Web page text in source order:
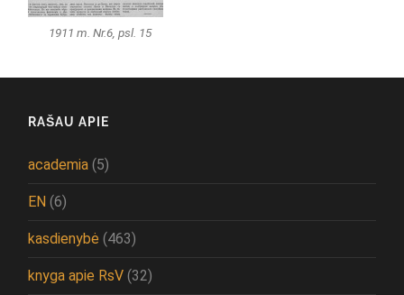
1911 m. Nr.6, psl. 15
RAŠAU APIE
academia (5)
EN (6)
kasdienybė (463)
knyga apie RsV (32)